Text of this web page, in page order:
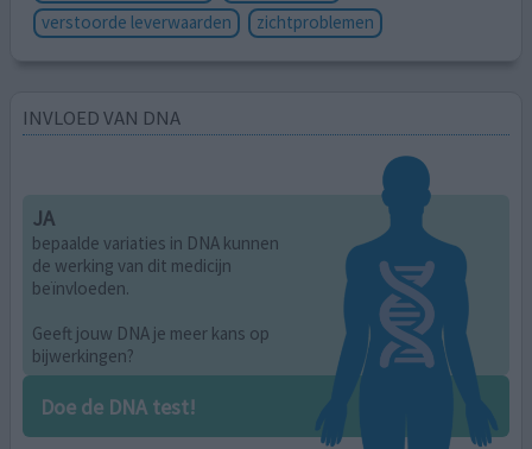
verstoorde leverwaarden
zichtproblemen
INVLOED VAN DNA
JA
bepaalde variaties in DNA kunnen
de werking van dit medicijn
beïnvloeden.
Geeft jouw DNA je meer kans op
bijwerkingen?
Doe de DNA test!